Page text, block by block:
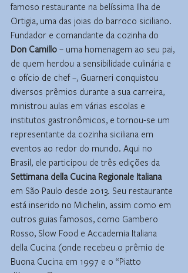
famoso restaurante na belíssima Ilha de
Ortigia, uma das joias do barroco siciliano.
Fundador e comandante da cozinha do
Don Camillo – uma homenagem ao seu pai,
de quem herdou a sensibilidade culinária e
o ofício de chef –, Guarneri conquistou
diversos prêmios durante a sua carreira,
ministrou aulas em várias escolas e
institutos gastronômicos, e tornou-se um
representante da cozinha siciliana em
eventos ao redor do mundo. Aqui no
Brasil, ele participou de três edições da
Settimana della Cucina Regionale Italiana
em São Paulo desde 2013. Seu restaurante
está inserido no Michelin, assim como em
outros guias famosos, como Gambero
Rosso, Slow Food e Accademia Italiana
della Cucina (onde recebeu o prêmio de
Buona Cucina em 1997 e o “Piatto